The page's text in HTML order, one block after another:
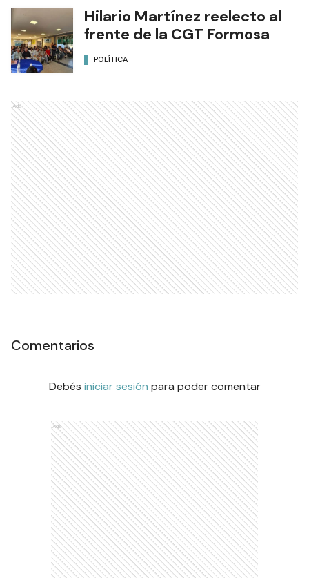
Hilario Martínez reelecto al
frente de la CGT Formosa
POLÍTICA
Ads
Comentarios
Debés iniciar sesión para poder comentar
Ads